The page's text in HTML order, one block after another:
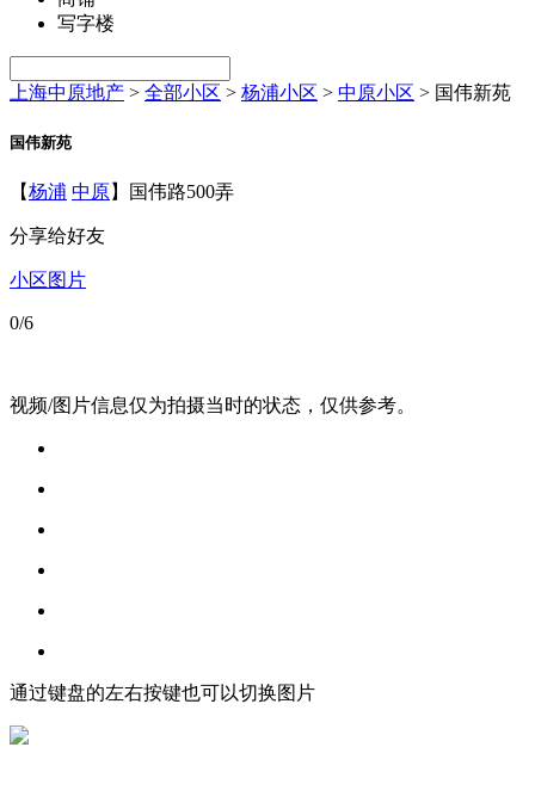
写字楼
上海中原地产 > 全部小区 > 杨浦小区 > 中原小区 > 国伟新苑
国伟新苑
【杨浦 中原】国伟路500弄
分享给好友
小区图片
0/6
视频/图片信息仅为拍摄当时的状态，仅供参考。
通过键盘的左右按键也可以切换图片